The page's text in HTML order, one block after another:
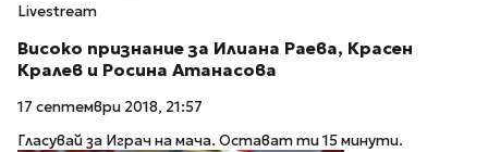
Livestream
Високо признание за Илиана Раева, Красен
Кралев и Росина Атанасова
17 септември 2018, 21:57
Гласувай за Играч на мача. Остават ти 15 минути.